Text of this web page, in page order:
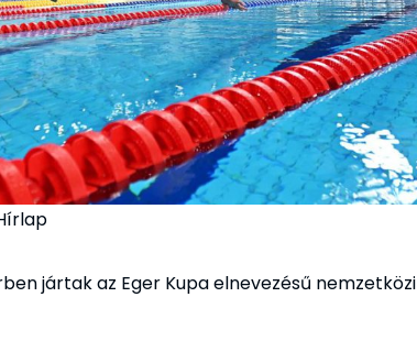
jártak az Eger Kupa elnevezésű nemzetközi